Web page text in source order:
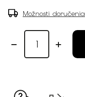
Možnosti doručenia